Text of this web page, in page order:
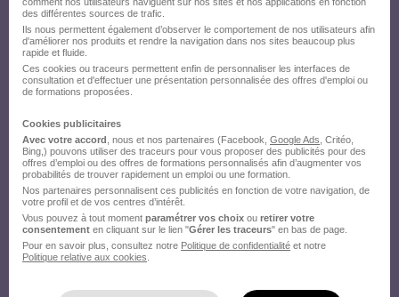
des différentes sources de trafic.
Ils nous permettent également d’observer le comportement de nos utilisateurs afin
d'améliorer nos produits et rendre la navigation dans nos sites beaucoup plus
rapide et fluide.
Ces cookies ou traceurs permettent enfin de personnaliser les interfaces de
consultation et d'effectuer une présentation personnalisée des offres d'emploi ou
de formations proposées.
Cookies publicitaires
Avec votre accord , nous et nos partenaires (Facebook, Google Ads , Critéo,
Bing,) pouvons utiliser des traceurs pour vous proposer des publicités pour des
offres d’emploi ou des offres de formations personnalisés afin d’augmenter vos
probabilités de trouver rapidement un emploi ou une formation.
Nos partenaires personnalisent ces publicités en fonction de votre navigation, de
votre profil et de vos centres d’intérêt.
Vous pouvez à tout moment paramétrer vos choix ou retirer votre
consentement en cliquant sur le lien "Gérer les traceurs" en bas de page.
Pour en savoir plus, consultez notre Politique de confidentialité et notre
Politique relative aux cookies